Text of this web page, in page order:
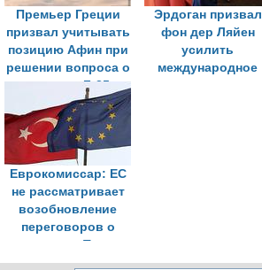
Премьер Греции
призвал учитывать
позицию Афин при
решении вопроса о
продаже F-35
Турции
Эрдоган призвал
фон дер Ляйен
усилить
международное
Еврокомиссар: ЕС
не рассматривает
возобновление
переговоров о
вступлении Турции